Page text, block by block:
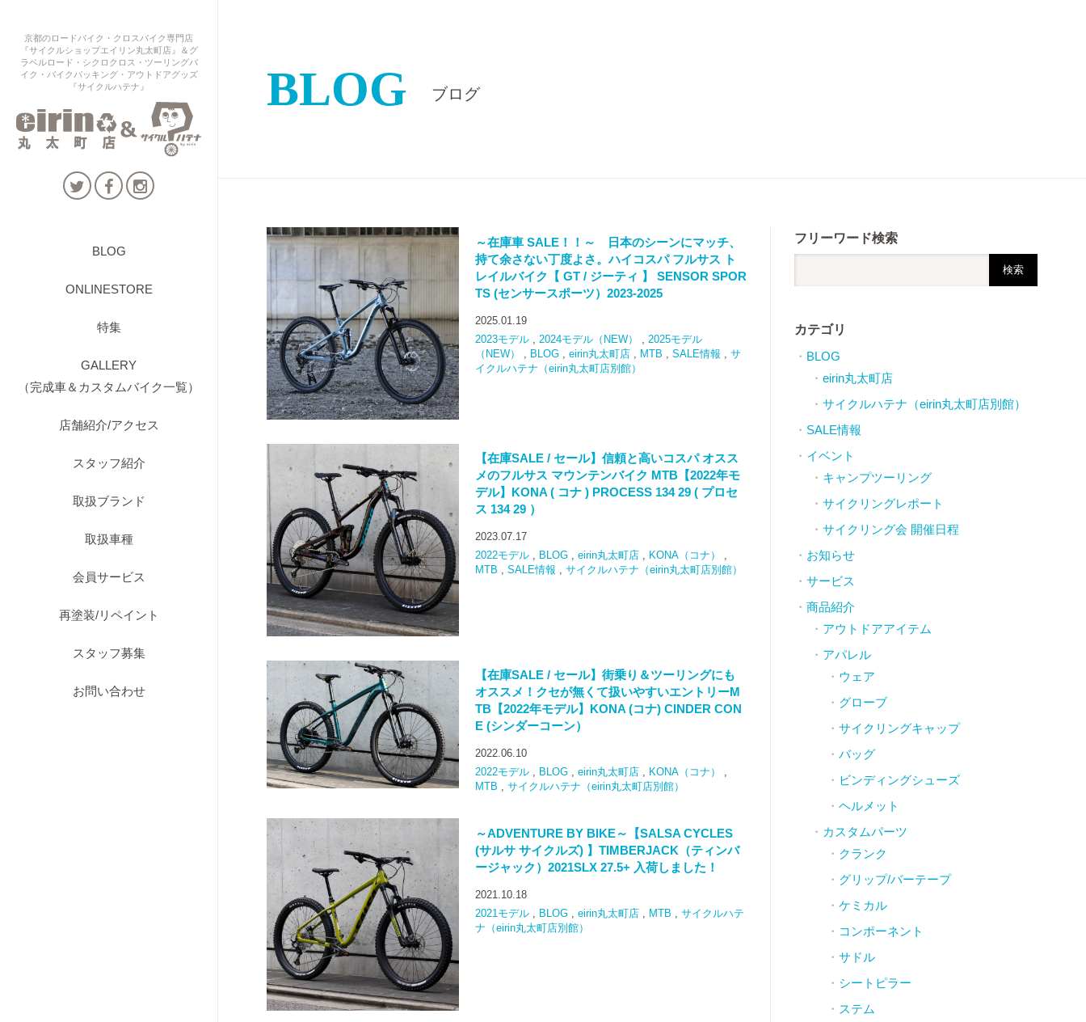
京都のロードバイク・クロスバイク専門店
『サイクルショップエイリン丸太町店』＆グ
ラベルロード・シクロクロス・ツーリングバ
イク・バイクパッキング・アウトドアグッズ
『サイクルハテナ』
BLOG
ONLINESTORE
特集
GALLERY
（完成車＆カスタムバイク一覧）
店舗紹介/アクセス
スタッフ紹介
取扱ブランド
取扱車種
会員サービス
再塗装/リペイント
スタッフ募集
お問い合わせ
BLOG ブログ
～在庫車 SALE！！～ 日本のシーンにマッチ、
持て余さない丁度よさ。ハイコスパ フルサス ト
レイルバイク【 GT / ジーティ 】 SENSOR SPOR
TS (センサースポーツ）2023-2025
2025.01.19
2023モデル, 2024モデル（NEW）
2025モデル
（NEW）
BLOG, eirin丸太町店, MTB SALE情報
サ
イクルハテナ（eirin丸太町店別館）
【在庫SALE / セール】信頼と高いコスパ オスス
メのフルサス マウンテンバイク MTB【2022年モ
デル】KONA ( コナ ) PROCESS 134 29 ( プロセ
ス 134 29 ）
2023.07.17
2022モデル, BLOG, eirin丸太町店, KONA（コナ）
,
MTB , SALE情報 , サイクルハテナ（eirin丸太町店別館）
【在庫SALE / セール】街乗り＆ツーリングにも
オススメ！クセが無くて扱いやすいエントリーM
TB【2022年モデル】KONA (コナ) CINDER CON
E (シンダーコーン）
2022.06.10
2022モデル, BLOG, eirin丸太町店, KONA（コナ）
,
MTB , サイクルハテナ（eirin丸太町店別館）
～ADVENTURE BY BIKE～【SALSA CYCLES
(サルサ サイクルズ) 】TIMBERJACK（ティンバ
ージャック）2021SLX 27.5+ 入荷しました！
2021.10.18
2021モデル, BLOG, eirin丸太町店, MTB
サイクルハテ
ナ（eirin丸太町店別館）
フリーワード検索
カテゴリ
BLOG
eirin丸太町店
サイクルハテナ（eirin丸太町店別館）
SALE情報
イベント
キャンプツーリング
サイクリングレポート
サイクリング会 開催日程
お知らせ
サービス
商品紹介
アウトドアアイテム
アパレル
ウェア
グローブ
サイクリングキャップ
バッグ
ビンディングシューズ
ヘルメット
カスタムパーツ
クランク
グリップ/バーテープ
ケミカル
コンポーネント
サドル
シートピラー
ステム